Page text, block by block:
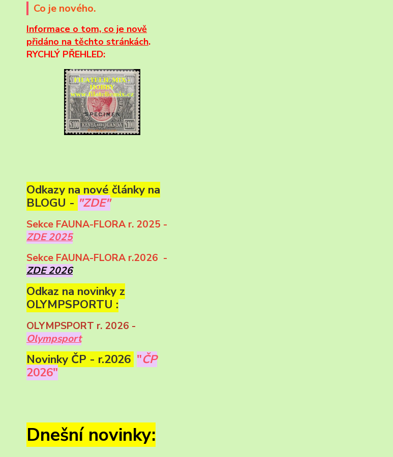
Co je nového.
Informace o tom, co je nově
přidáno na těchto stránkách.
RYCHLÝ PŘEHLED:
Odkazy na nové články na
BLOGU - "ZDE"
Sekce FAUNA-FLORA r. 2025 -
ZDE 2025
Sekce FAUNA-FLORA r.2026 -
ZDE 2026
Odkaz na novinky z
OLYMPSPORTU :
OLYMPSPORT r. 2026 -
Olympsport
Novinky ČP - r.2026 "ČP
2026"
Dnešní novinky: